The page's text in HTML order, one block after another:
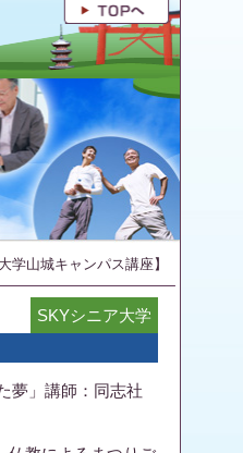
山城キャンパス講座】
SKYシニア大学
夢」講師：同志社